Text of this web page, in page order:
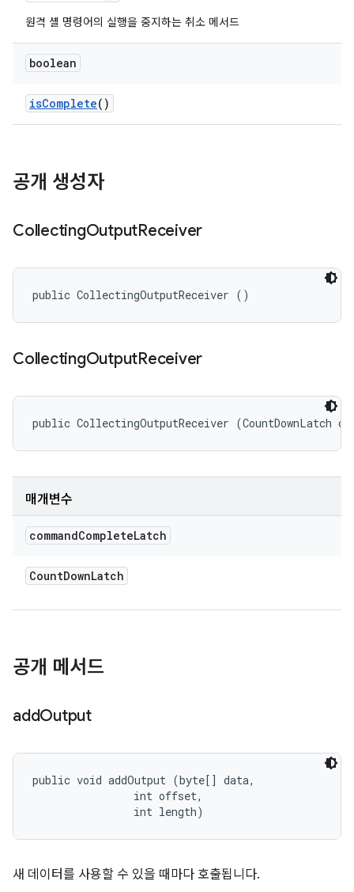
원격 셸 명령어의 실행을 중지하는 취소 메서드
boolean
isComplete()
공개 생성자
CollectingOutputReceiver
public CollectingOutputReceiver ()
CollectingOutputReceiver
public CollectingOutputReceiver (CountDownLatch
매개변수
commandCompleteLatch
CountDownLatch
공개 메서드
addOutput
public void addOutput (byte[] data,
                int offset,
                int length)
새 데이터를 사용할 수 있을 때마다 호출됩니다.